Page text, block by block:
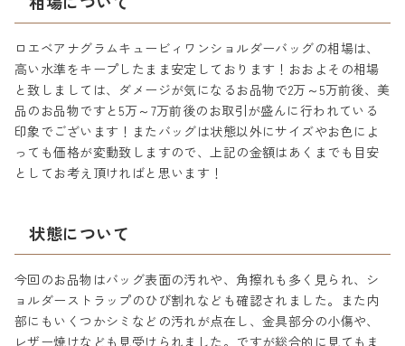
ロエベアナグラムキュービィワンショルダーバッグの相場は、
高い水準をキープしたまま安定しております！おおよその相場
と致しましては、ダメージが気になるお品物で2万～5万前後、美
品のお品物ですと5万～7万前後のお取引が盛んに行われている
印象でございます！またバッグは状態以外にサイズやお色によ
っても価格が変動致しますので、上記の金額はあくまでも目安
としてお考え頂ければと思います！
状態について
今回のお品物はバッグ表面の汚れや、角擦れも多く見られ、シ
ョルダーストラップのひび割れなども確認されました。また内
部にもいくつかシミなどの汚れが点在し、金具部分の小傷や、
レザー焼けなども見受けられました。ですが総合的に見てもま